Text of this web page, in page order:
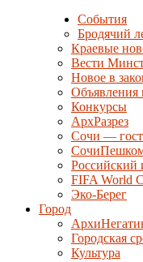
События
Бродячий
Краевые
Вести
Новое в
Объявления
Конкурсы
АрхРазрез
Сочи —
FIFA World
Эко-Берег
Город
Городская
Культура